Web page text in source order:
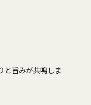
と旨みが共鳴しま